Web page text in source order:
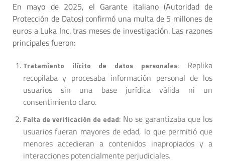
En mayo de 2025, el Garante italiano (Autoridad de
Protección de Datos) confirmó una multa de 5 millones de
euros a Luka Inc. tras meses de investigación. Las razones
principales fueron:
Tratamiento ilícito de datos personales: Replika
recopilaba y procesaba información personal de los
usuarios sin una base jurídica válida ni un
consentimiento claro.
Falta de verificación de edad: No se garantizaba que los
usuarios fueran mayores de edad, lo que permitió que
menores accedieran a contenidos inapropiados y a
interacciones potencialmente perjudiciales.